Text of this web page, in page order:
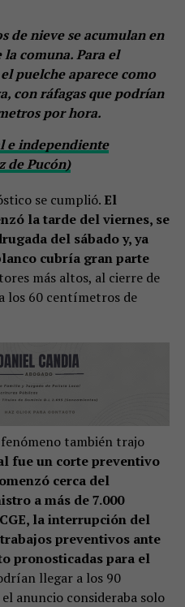
de nieve se acumulan en
comuna. Para el
puelche aparece como
con ráfagas que podrían
por hora.
e independiente
de Pucón)
se cumplió. El
la tarde del viernes, se
del sábado y, ya
cubría gran parte
más altos, al cierre de
los 60 centímetros de
también trajo
fue un corte preventivo
cerca del
a más de 7.000
la interrupción del
preventivos ante
pronosticadas para el
llegar a los 90
anuncio consideraba solo